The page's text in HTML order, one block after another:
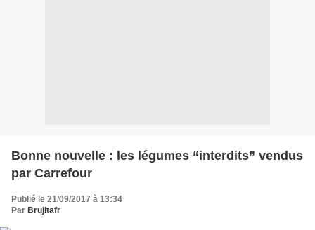
Bonne nouvelle : les légumes “interdits” vendus
par Carrefour
Publié le 21/09/2017 à 13:34
Par Brujitafr